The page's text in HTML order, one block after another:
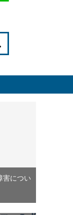
害につい